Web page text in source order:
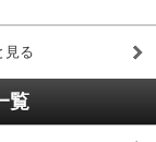
見る
覧